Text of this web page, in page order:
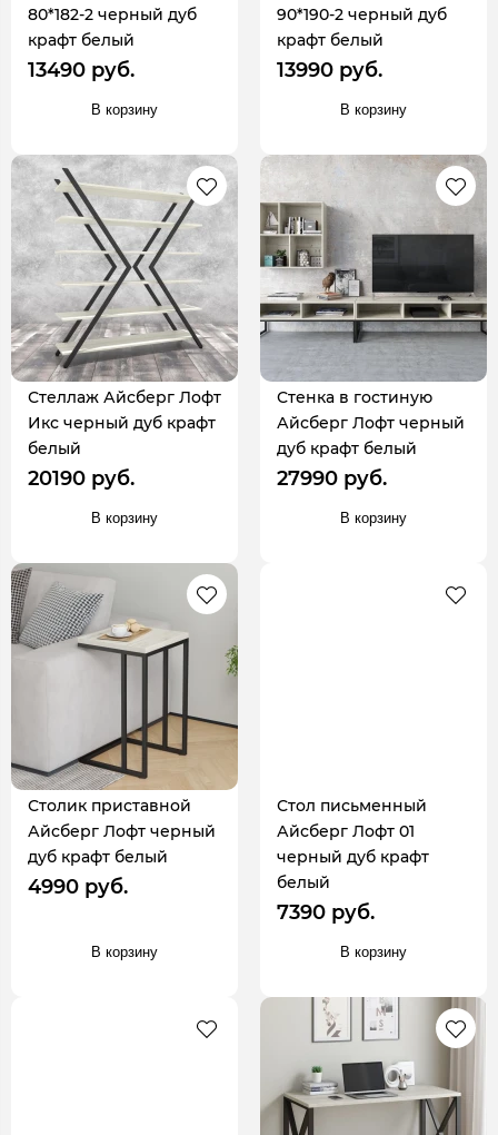
80*182-2 черный дуб
крафт белый
13490 руб.
В корзину
90*190-2 черный дуб
крафт белый
13990 руб.
В корзину
Стеллаж Айсберг Лофт
Икс черный дуб крафт
белый
20190 руб.
В корзину
Стенка в гостиную
Айсберг Лофт черный
дуб крафт белый
27990 руб.
В корзину
Столик приставной
Айсберг Лофт черный
дуб крафт белый
4990 руб.
В корзину
Стол письменный
Айсберг Лофт 01
черный дуб крафт
белый
7390 руб.
В корзину